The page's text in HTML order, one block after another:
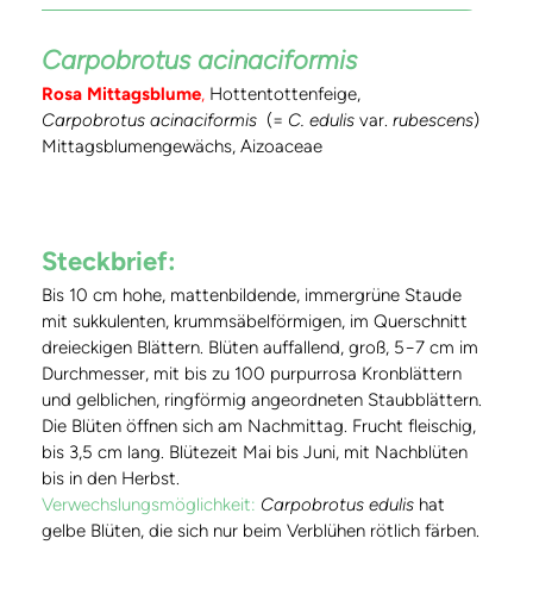
Carpobrotus acinaciformis
Rosa Mittagsblume, Hottentottenfeige,
Carpobrotus acinaciformis (= C. edulis var. rubescens)
Mittagsblumengewächs, Aizoaceae
Steckbrief:
Bis 10 cm hohe, mattenbildende, immergrüne Staude
mit sukkulenten, krummsäbelförmigen, im Querschnitt
dreieckigen Blättern. Blüten auffallend, groß, 5−7 cm im
Durchmesser, mit bis zu 100 purpurrosa Kronblättern
und gelblichen, ringförmig angeordneten Staubblättern.
Die Blüten öffnen sich am Nachmittag. Frucht fleischig,
bis 3,5 cm lang. Blütezeit Mai bis Juni, mit Nachblüten
bis in den Herbst.
Verwechslungsmöglichkeit: Carpobrotus edulis hat
gelbe Blüten, die sich nur beim Verblühen rötlich färben.